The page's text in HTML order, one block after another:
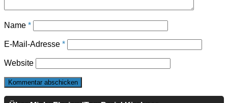
Name *
E-Mail-Adresse *
Website